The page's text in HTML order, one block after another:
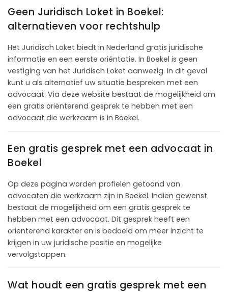
Geen Juridisch Loket in Boekel:
alternatieven voor rechtshulp
Het Juridisch Loket biedt in Nederland gratis juridische
informatie en een eerste oriëntatie. In Boekel is geen
vestiging van het Juridisch Loket aanwezig. In dit geval
kunt u als alternatief uw situatie bespreken met een
advocaat. Via deze website bestaat de mogelijkheid om
een gratis oriënterend gesprek te hebben met een
advocaat die werkzaam is in Boekel.
Een gratis gesprek met een advocaat in
Boekel
Op deze pagina worden profielen getoond van
advocaten die werkzaam zijn in Boekel. Indien gewenst
bestaat de mogelijkheid om een gratis gesprek te
hebben met een advocaat. Dit gesprek heeft een
oriënterend karakter en is bedoeld om meer inzicht te
krijgen in uw juridische positie en mogelijke
vervolgstappen.
Wat houdt een gratis gesprek met een